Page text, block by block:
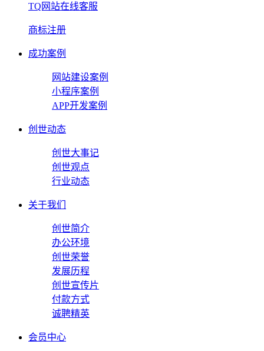
TQ网站在线客服
商标注册
成功案例
网站建设案例
小程序案例
APP开发案例
创世动态
创世大事记
创世观点
行业动态
关于我们
创世简介
办公环境
创世荣誉
发展历程
创世宣传片
付款方式
诚聘精英
会员中心